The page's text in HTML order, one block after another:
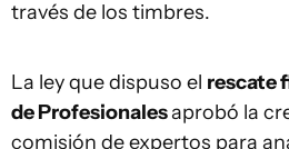
través de los timbres.
La ley que dispuso el rescate
de Profesionalesaprobó la
comisión de expertos para